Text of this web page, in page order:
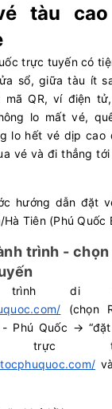
tàu
trực tuyến có
sổ, giữa tàu ít
mã QR, ví điện
lo mất vé,
lo hết vé dịp cao
vé và đi thẳng
hướng dẫn đặt
Hà Tiên (Phú Quốc
trình -
trình di
(chọn
Phú Quốc → “đặt
trực